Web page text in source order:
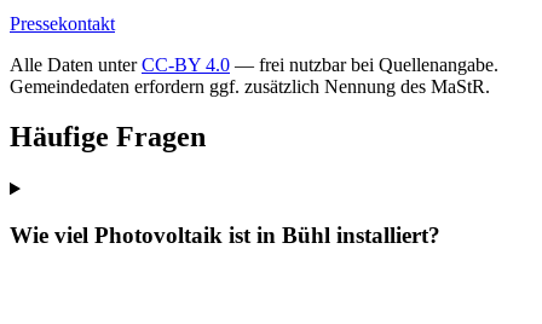
Pressekontakt
Alle Daten unterCC-BY 4.0 — frei nutzbar bei Quellenangabe.
Gemeindedaten erfordern ggf. zusätzlich Nennung des MaStR.
Häufige Fragen
Wie viel Photovoltaik ist in Bühl installiert?